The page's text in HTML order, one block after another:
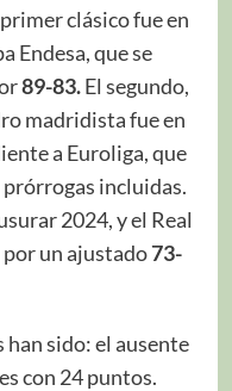
clásico fue en
Endesa, que se
89-83.El segundo,
madridista fue en
a Euroliga, que
incluidas.
2024, y el Real
un ajustado73-
sido: el ausente
con 24 puntos.